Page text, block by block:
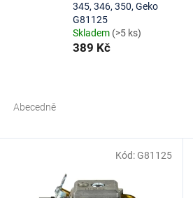
345, 346, 350, Geko
G81125
Skladem (>5 ks)
389 Kč
Abecedně
Kód: G81125